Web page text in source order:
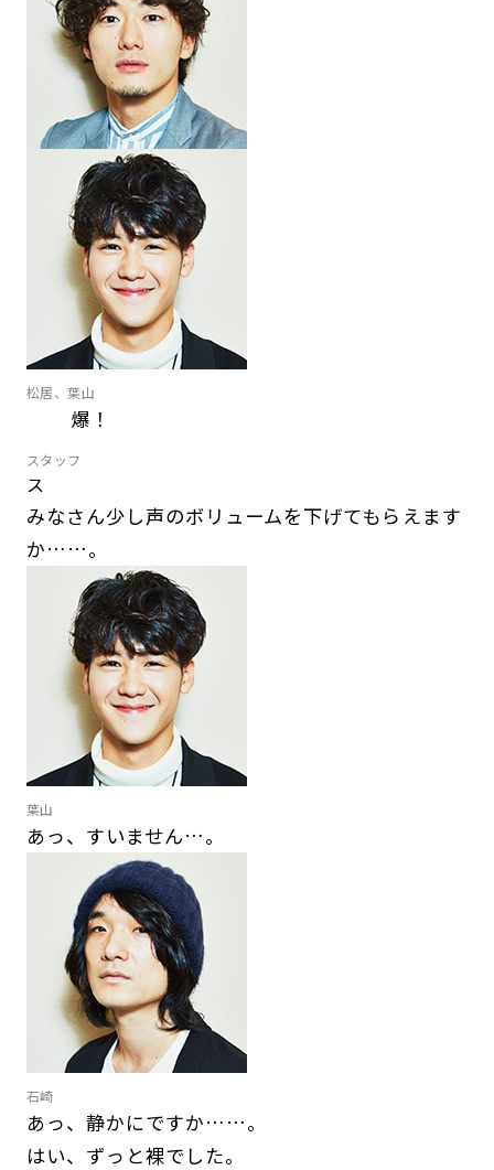
松居、葉山
爆！
スタッフ
ス
みなさん少し声のボリュームを下げてもらえます
か……。
葉山
あっ、すいません…。
石崎
あっ、静かにですか……。
はい、ずっと裸でした。